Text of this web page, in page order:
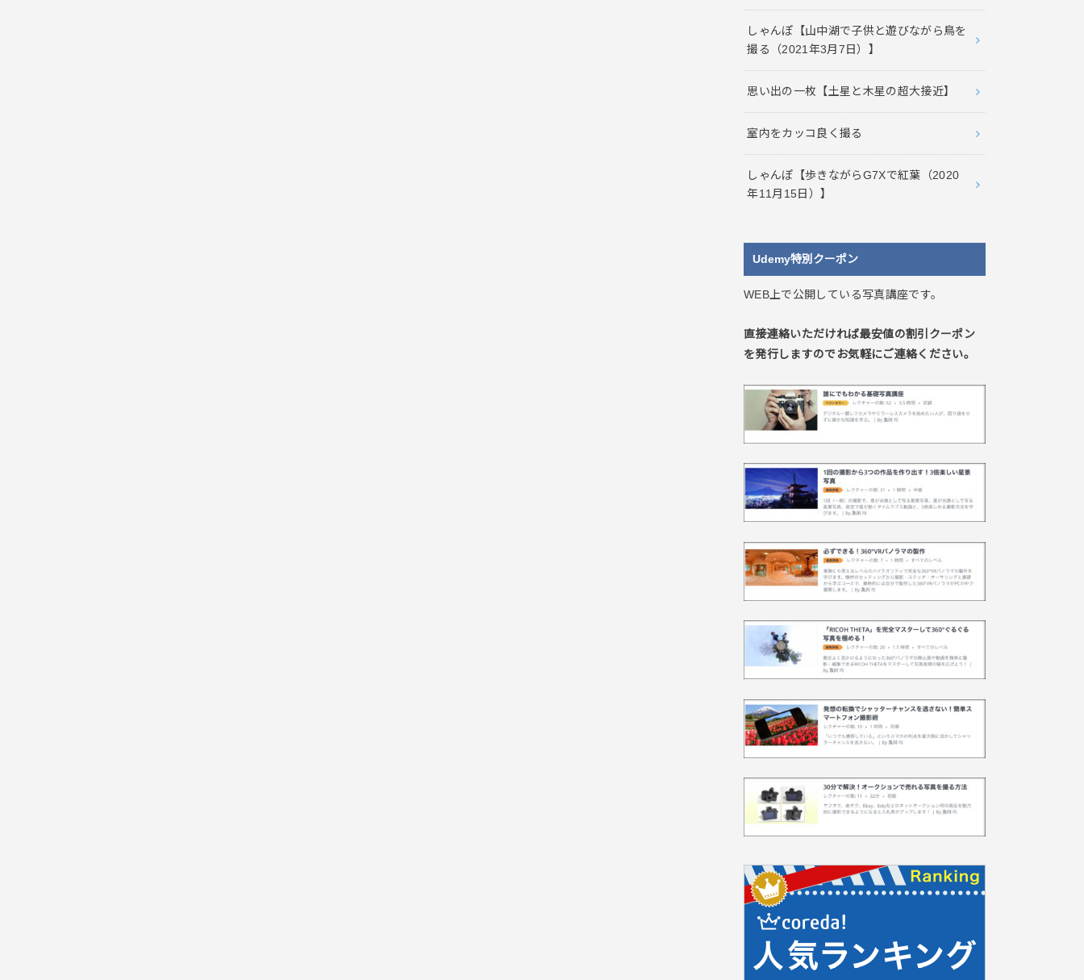
しゃんぽ【山中湖で子供と遊びながら鳥を
撮る（2021年3月7日）】
思い出の一枚【土星と木星の超大接近】
室内をカッコ良く撮る
しゃんぽ【歩きながらG7Xで紅葉（2020
年11月15日）】
Udemy特別クーポン
WEB上で公開している写真講座です。
直接連絡いただければ最安値の割引クーポン
を発行しますのでお気軽にご連絡ください。